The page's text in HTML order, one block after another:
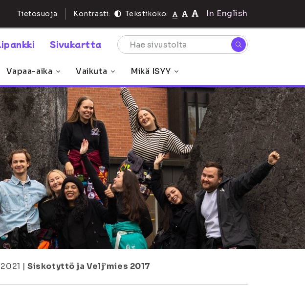
Tietosuoja Kontrasti: Tekstikoko: In English
Sivukartta
Vapaa-aika Vaikuta Mikä ISYY
2021 | Siskotyttö ja Velj’mies 2017